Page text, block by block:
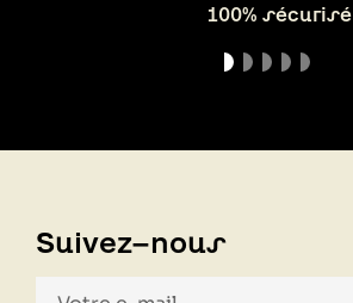
100% sécurisé
Suivez-nous